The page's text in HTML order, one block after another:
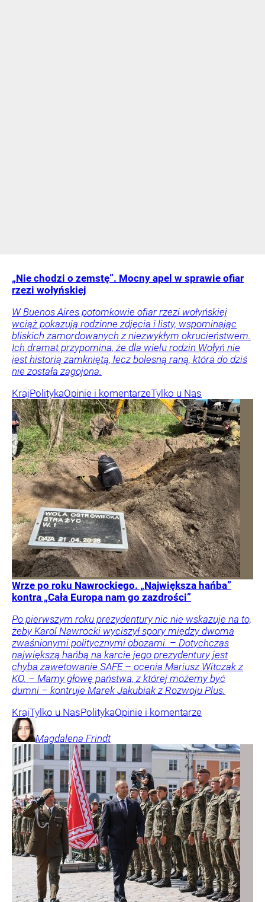
„Nie chodzi o zemstę”. Mocny apel w sprawie ofiar
rzezi wołyńskiej
W Buenos Aires potomkowie ofiar rzezi wołyńskiej
wciąż pokazują rodzinne zdjęcia i listy, wspominając
bliskich zamordowanych z niezwykłym okrucieństwem.
Ich dramat przypomina, że dla wielu rodzin Wołyń nie
jest historią zamkniętą, lecz bolesną raną, która do dziś
nie została zagojona.
KrajPolitykaOpinie i komentarzeTylko u Nas
Wrze po roku Nawrockiego. „Największa hańba”
kontra „Cała Europa nam go zazdrości”
Po pierwszym roku prezydentury nic nie wskazuje na to,
żeby Karol Nawrocki wyciszył spory między dwoma
zwaśnionymi politycznymi obozami. – Dotychczas
największą hańbą na karcie jego prezydentury jest
chyba zawetowanie SAFE – ocenia Mariusz Witczak z
KO. – Mamy głowę państwa, z której możemy być
dumni – kontruje Marek Jakubiak z Rozwoju Plus.
KrajTylko u NasPolitykaOpinie i komentarze
Magdalena Frindt